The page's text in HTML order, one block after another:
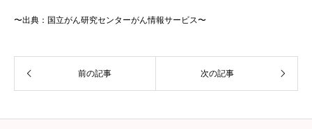
〜出典：国立がん研究センターがん情報サービス〜
前の記事 次の記事